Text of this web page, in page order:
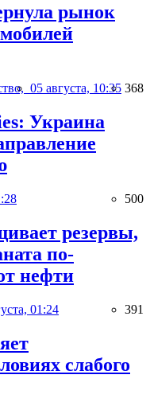
рынок
05 августа, 10:35 368
Украина
500
резервы,
по-
нефти
01:24 391
слабого